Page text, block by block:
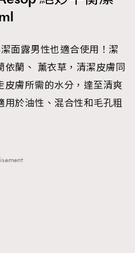
面露男性也適合使用！潔
蘭、 薰衣草，清潔皮膚同
皮膚所需的水分，達至清爽
於油性、混合性和毛孔粗